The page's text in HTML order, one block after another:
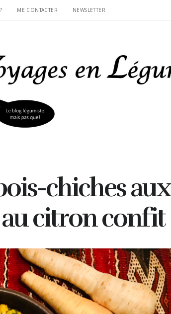
ME CONTACTER NEWSLETTER
chiches aux
citron confit